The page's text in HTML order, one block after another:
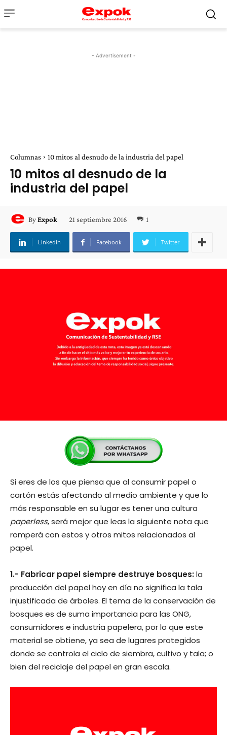
- Advertisement -
Columnas 10 mitos al desnudo de la industria del papel
10 mitos al desnudo de la
industria del papel
ByExpok 21 septiembre 2016 1
Linkedin Facebook Twitter
Si eres de los que piensa que al consumir papel o
cartón estás afectando al medio ambiente y que lo
más responsable en su lugar es tener una cultura
paperless, será mejor que leas la siguiente nota que
romperá con estos y otros mitos relacionados al
papel.
1.- Fabricar papel siempre destruye bosques:la
producción del papel hoy en día no significa la tala
injustificada de árboles. El tema de la conservación de
bosques es de suma importancia para las ONG,
consumidores e industria papelera, por lo que este
material se obtiene, ya sea de lugares protegidos
donde se controla el ciclo de siembra, cultivo y tala; o
bien del reciclaje del papel en gran escala.